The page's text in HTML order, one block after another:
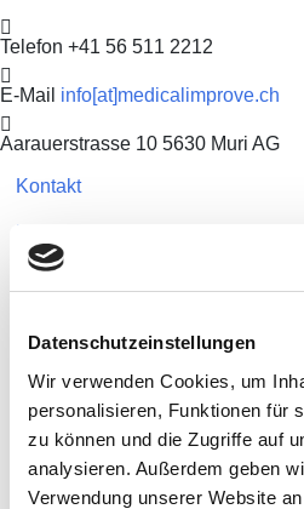
Datenschutzeinstellungen
Wir verwenden Cookies, um
personalisieren, Funktionen für
zu können und die Zugriffe auf
analysieren. Außerdem geben
Verwendung unserer Website
Telefon +41 56 511 2212
E-Mail info[at]medicalimprove.ch
Aarauerstrasse 10 5630 Muri AG
Kontakt
Kontakt
Gemeinsam für
beim SOG-
Immer einen Zug
Vom 28. bis 30. August 2024
der Schweizerischen
(SOG) in der beeindruckenden
Read More
Suchen